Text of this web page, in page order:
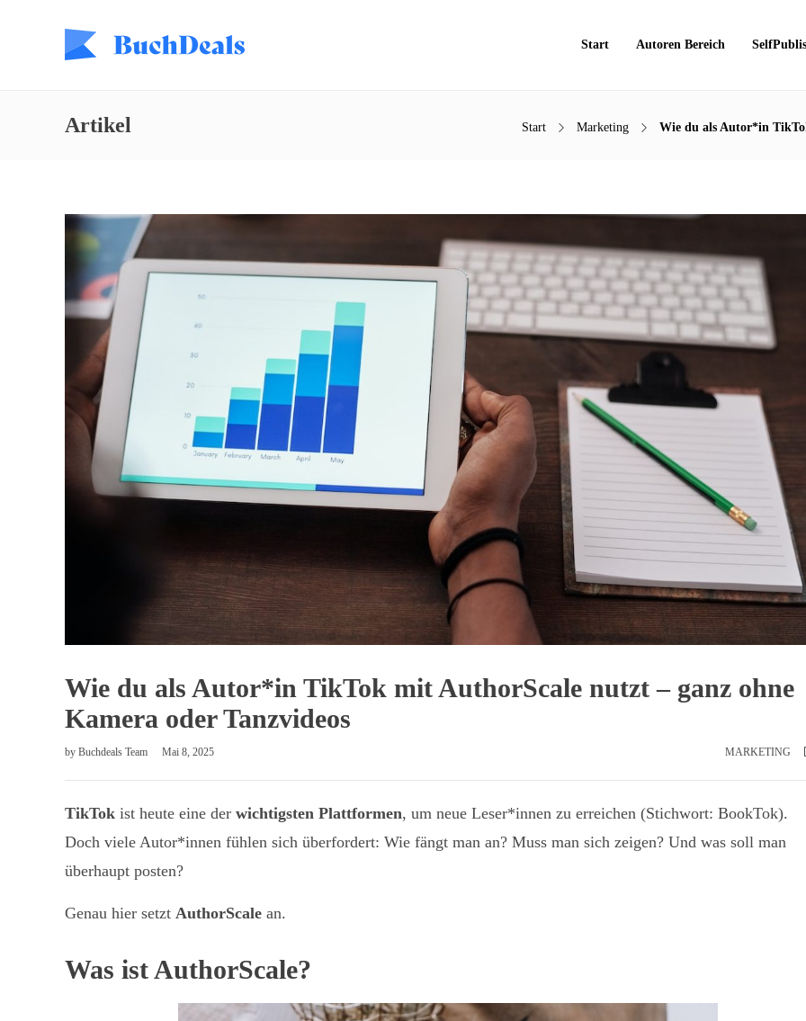
Start Autoren Bereich
Artikel Start Marketing Wie du als Autor*in
Wie du als Autor*in TikTok mit AuthorScale nutzt – ganz ohne
Kamera oder Tanzvideos
by Buchdeals Team Mai 8, 2025 MARKETING
TikTok ist heute eine der wichtigsten Plattformen, um neue Leser*innen zu erreichen (Stichwort: BookTok).
Doch viele Autor*innen fühlen sich überfordert: Wie fängt man an? Muss man sich zeigen? Und was soll man
überhaupt posten?
Genau hier setzt AuthorScale an.
Was ist AuthorScale?